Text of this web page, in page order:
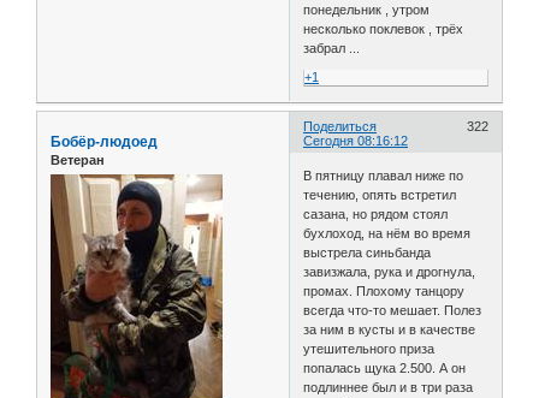
понедельник , утром
несколько поклевок , трёх
забрал ...
+1
Поделиться
322
Сегодня 08:16:12
Бобёр-людоед
Ветеран
В пятницу плавал ниже по
течению, опять встретил
сазана, но рядом стоял
бухлоход, на нём во время
выстрела синьбанда
завизжала, рука и дрогнула,
промах. Плохому танцору
всегда что-то мешает. Полез
за ним в кусты и в качестве
утешительного приза
попалась щука 2.500. А он
подлиннее был и в три раза